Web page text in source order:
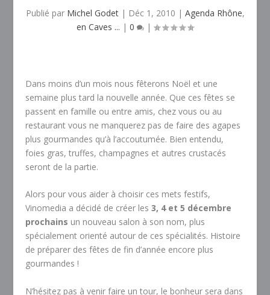
Publié par Michel Godet| Déc 1, 2010 | Agenda Rhône,
en Caves ... | 0 |
Dans moins d’un mois nous fêterons Noël et une
semaine plus tard la nouvelle année. Que ces fêtes se
passent en famille ou entre amis, chez vous ou au
restaurant vous ne manquerez pas de faire des agapes
plus gourmandes qu’à l’accoutumée. Bien entendu,
foies gras, truffes, champagnes et autres crustacés
seront de la partie.
Alors pour vous aider à choisir ces mets festifs,
Vinomedia a décidé de créer les3, 4 et 5 décembre
prochains un nouveau salon à son nom, plus
spécialement orienté autour de ces spécialités. Histoire
de préparer des fêtes de fin d’année encore plus
gourmandes !
N’hésitez pas à venir faire un tour, le bonheur sera dans